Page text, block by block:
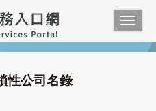
性公司名錄